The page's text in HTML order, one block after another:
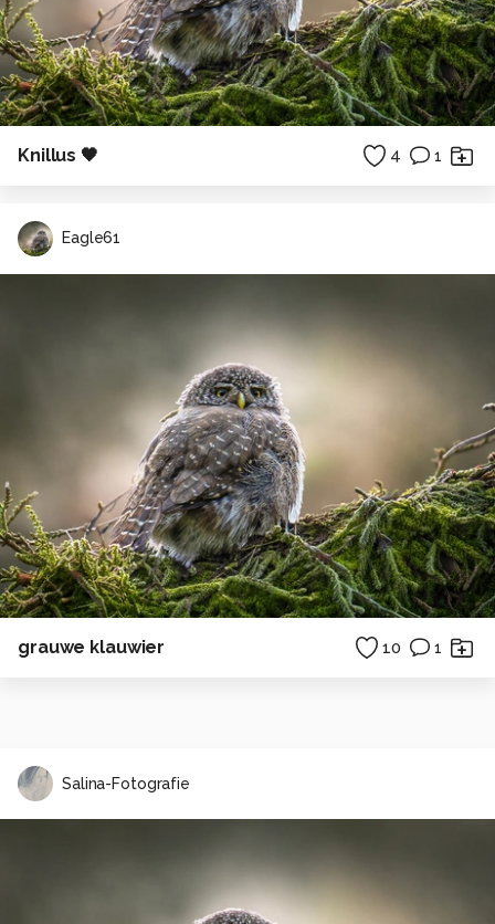
Knillus 🖤 4 1
Eagle61
grauwe klauwier 10 1
Salina-Fotografie